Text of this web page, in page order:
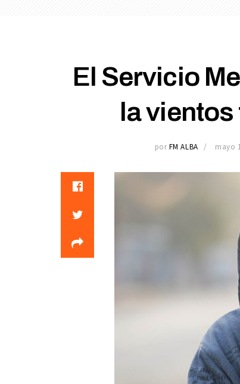
El Servicio
la
por FM ALBA mayo